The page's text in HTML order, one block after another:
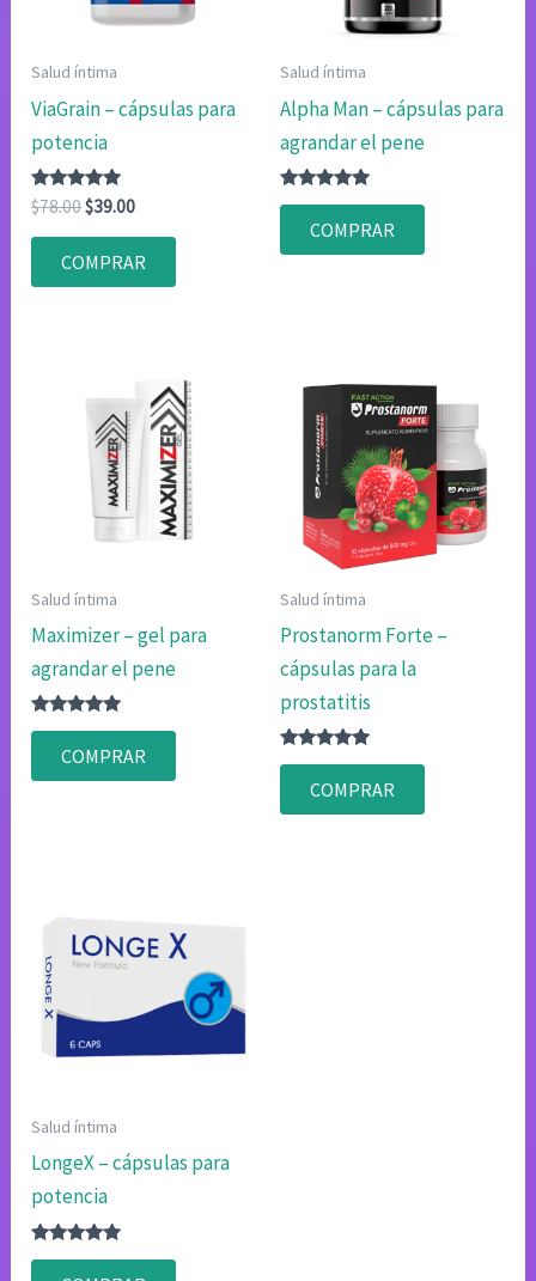
Salud íntima
ViaGrain – cápsulas para
potencia
Valorado
con
4.75
de 5
$78.00El
original
era:
$39.00El
actual
es:
COMPRAR
Salud íntima
Alpha Man – cápsulas para
agrandar el pene
Valorado
4.80
de 5
COMPRAR
Salud íntima
Maximizer – gel para
agrandar el pene
Valorado
4.75
de 5
COMPRAR
Salud íntima
Prostanorm Forte –
cápsulas para la
prostatitis
Valorado
4.83
de 5
COMPRAR
Salud íntima
LongeX – cápsulas para
potencia
Valorado